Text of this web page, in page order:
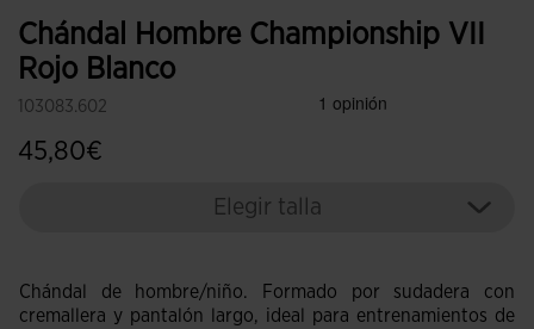
Chándal Hombre Championship VII
Rojo Blanco
103083.602
45,80€
Elegir talla
Chándal de hombre/niño. Formado por sudadera con
cremallera y pantalón largo, ideal para entrenamientos de